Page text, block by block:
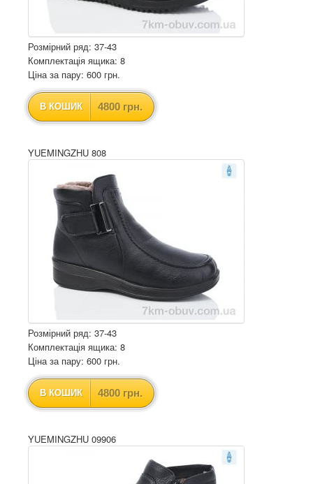
Розмірний ряд: 37-43
Комплектація ящика: 8
Ціна за пару: 600 грн.
В КОШИК 4800 грн.
YUEMINGZHU 808
Розмірний ряд: 37-43
Комплектація ящика: 8
Ціна за пару: 600 грн.
В КОШИК 4800 грн.
YUEMINGZHU 09906